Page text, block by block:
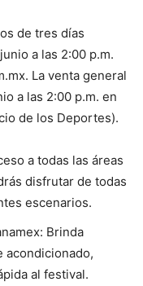
de tres días
a las 2:00 p.m.
La venta general
a las 2:00 p.m. en
de los Deportes).
a todas las áreas
disfrutar de todas
escenarios.
Brinda
acondicionado,
al festival.